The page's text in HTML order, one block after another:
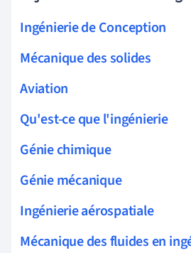
Ingénierie de Conception
Mécanique des solides
Aviation
Qu'est-ce que l'ingénierie
Génie chimique
Génie mécanique
Ingénierie aérospatiale
Mécanique des fluides en